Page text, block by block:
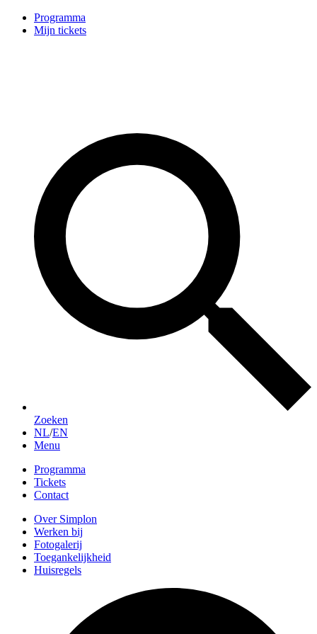
Programma
Mijn tickets
Zoeken
NL/EN
Menu
Programma
Tickets
Contact
Over Simplon
Werken bij
Fotogalerij
Toegankelijkheid
Huisregels